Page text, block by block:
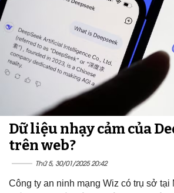
Dữ liệu nhạy cảm của
trên web?
Thứ 5, 30/01/2025 20:42
Công ty an ninh mạng Wiz có trụ sở tại